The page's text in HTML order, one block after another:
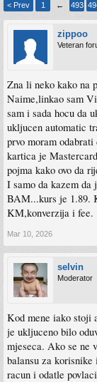
< Prev 1 ← 493
zippoo
Veteran
Zna li neko kako na
Naime,linkao sam
sam i sada hocu da
ukljucen automatic
prvo moram
kartica je
pojma kako ovo da
I samo da kazem da
BAM...kurs je 1.89.
KM,konverzija i fee.
Mar 10, 2026
selvin
Moderator
Kod mene iako stoji
je ukljuceno bilo
mjeseca. Ako se ne
balansu za
racun i odatle